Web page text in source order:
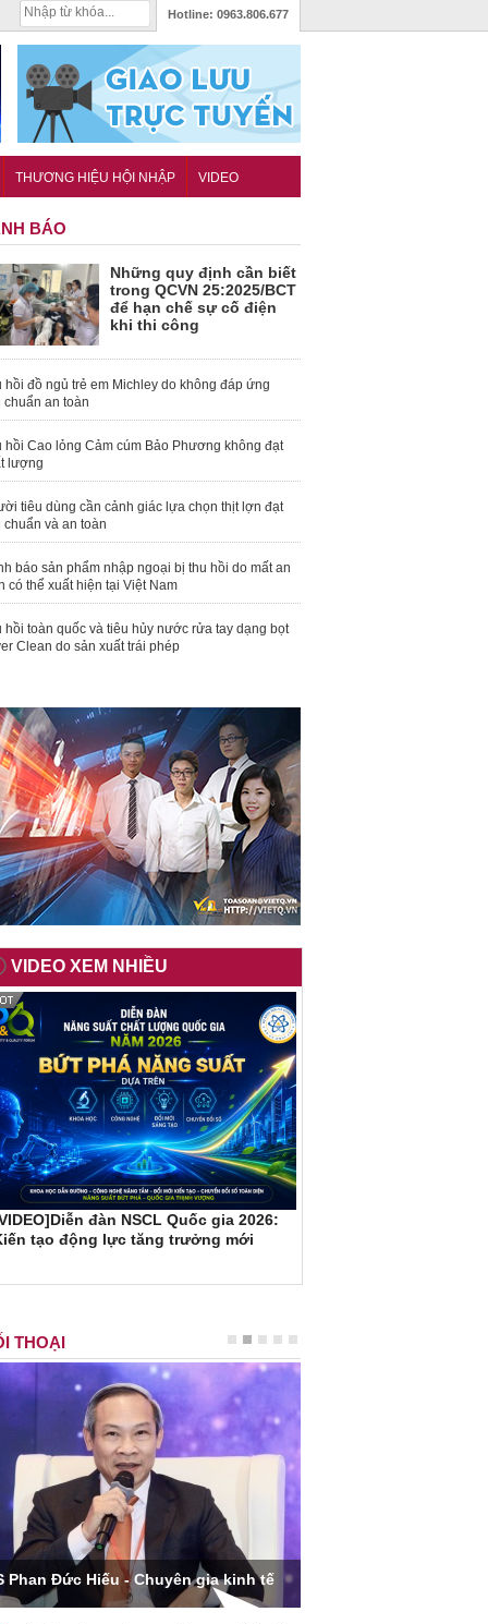
Hotline: 0963.806.677
THƯƠNG HIỆU HỘI NHẬP VIDEO
BÁO
Những quy định cần biết
trong QCVN 25:2025/BCT
để hạn chế sự cố điện
khi thi công
hồi đồ ngủ trẻ em Michley do không đáp ứng
chuẩn an toàn
hồi Cao lỏng Cảm cúm Bảo Phương không đạt
lượng
tiêu dùng cần cảnh giác lựa chọn thịt lợn đạt
chuẩn và an toàn
báo sản phẩm nhập ngoại bị thu hồi do mất an
có thể xuất hiện tại Việt Nam
hồi toàn quốc và tiêu hủy nước rửa tay dạng bọt
Clean do sản xuất trái phép
VIDEO XEM NHIỀU
đàn NSCL Quốc gia 2026:
tạo động lực tăng trưởng mới
THOẠI
Phan Đức Hiếu - Chuyên gia kinh tế